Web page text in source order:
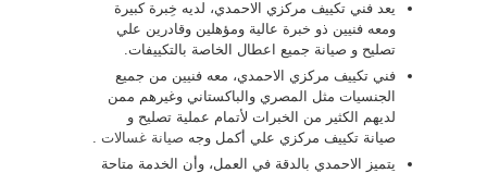
يعد فني تكييف مركزي الاحمدي، لديه خِبرة كبيرة
ومعه فنيين ذو خبرة عالية ومؤهلين وقادرين علي
تصليح و صيانة جميع اعطال الخاصة بالتكييفات.
فني تكييف مركزي الاحمدي، معه فنيين من جميع
الجنسيات مثل المصري والباكستاني وغيرهم ممن
لديهم الكثير من الخبرات لأتمام عملية تصليح و
صيانة تكييف مركزي علي أكمل وجه صيانة غسالات
يتميز الاحمدي بالدقة في العمل، وأن الخدمة متاحة